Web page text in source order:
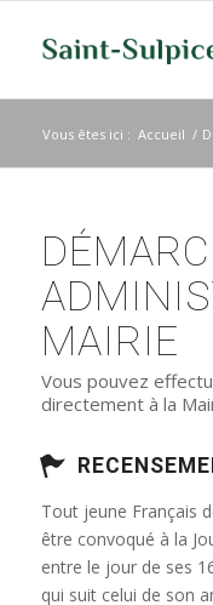
Vous êtes ici : Accueil /
MAIRIE
Vous pouvez
directement à la
Tout jeune Français
être convoqué à la
entre le jour de ses
qui suit celui de son